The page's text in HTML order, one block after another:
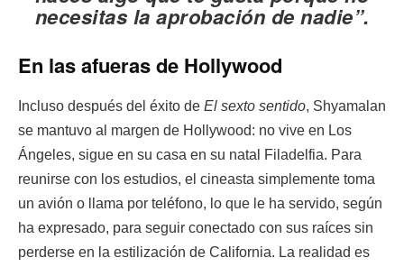
necesitas la aprobación de nadie”.
En las afueras de Hollywood
Incluso después del éxito de El sexto sentido, Shyamalan
se mantuvo al margen de Hollywood: no vive en Los
Ángeles, sigue en su casa en su natal Filadelfia. Para
reunirse con los estudios, el cineasta simplemente toma
un avión o llama por teléfono, lo que le ha servido, según
ha expresado, para seguir conectado con sus raíces sin
perderse en la estilización de California. La realidad es